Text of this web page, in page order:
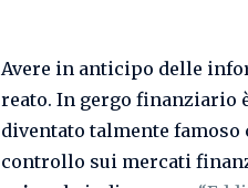
Avere in anticipo delle
reato. In gergo finanziario
diventato talmente famoso
controllo sui mercati